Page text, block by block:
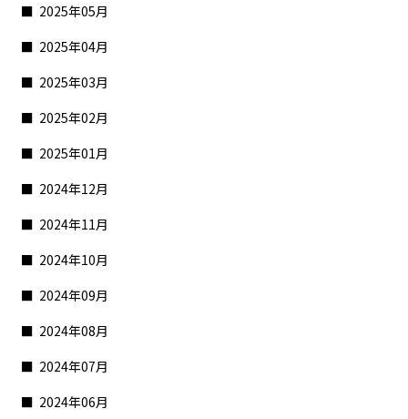
2025年05月
2025年04月
2025年03月
2025年02月
2025年01月
2024年12月
2024年11月
2024年10月
2024年09月
2024年08月
2024年07月
2024年06月